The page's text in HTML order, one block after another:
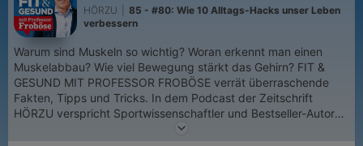
HÖRZU
85 - #80: Wie 10 Alltags-Hacks unser Leben
verbessern
Warum sind Muskeln so wichtig? Woran erkennt man einen
Muskelabbau? Wie viel Bewegung stärkt das Gehirn? FIT &
GESUND MIT PROFESSOR FROBÖSE verrät überraschende
Fakten, Tipps und Tricks. In dem Podcast der Zeitschrift
HÖRZU verspricht Sportwissenschaftler und Bestseller-Autor
Prof. Ingo Froböse: „Wir schauen in den Körper hinein – und